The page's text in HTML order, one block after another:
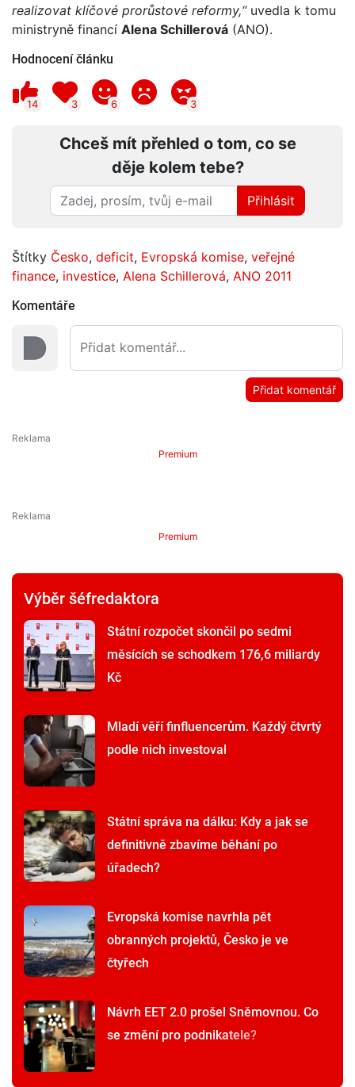
realizovat klíčové prorůstové reformy,“ uvedla k tomu
ministryně financí Alena Schillerová (ANO).
Hodnocení článku
14 3 6 3
Chceš mít přehled o tom, co se
děje kolem tebe?
Přihlásit
Štítky Česko, deficit, Evropská komise, veřejné
finance, investice, Alena Schillerová, ANO 2011
Komentáře
Přidat komentář
Premium
Premium
Výběr šéfredaktora
Státní rozpočet skončil po sedmi
měsících se schodkem 176,6 miliardy
Kč
Mladí věří finfluencerům. Každý čtvrtý
podle nich investoval
Státní správa na dálku: Kdy a jak se
definitivně zbavíme běhání po
úřadech?
Evropská komise navrhla pět
obranných projektů, Česko je ve
čtyřech
Návrh EET 2.0 prošel Sněmovnou. Co
se změní pro podnikatele?